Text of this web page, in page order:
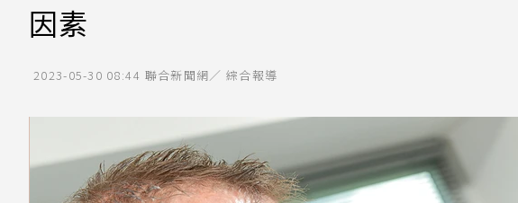
因素
2023-05-30 08:44 聯合新聞網／ 綜合報導